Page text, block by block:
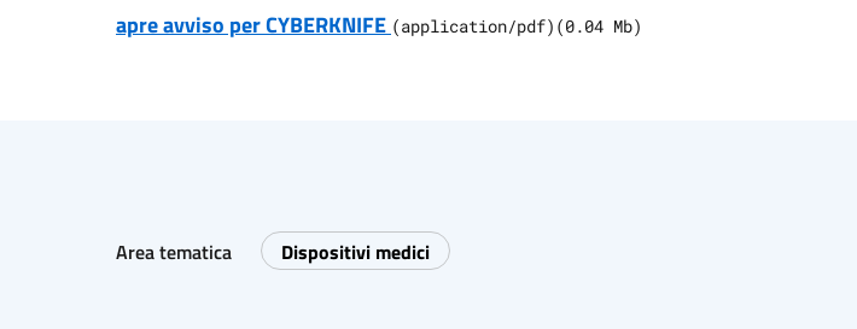
apre avviso per CYBERKNIFE (application/pdf) (0.04 Mb)
Area tematica Dispositivi medici